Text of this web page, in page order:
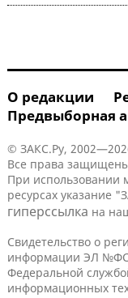
О редакции
Предвыборная
© ЗАКС.Ру,
Все права
При использовании
ресурсах указание
гиперссылка на
Свидетельство о
информации ЭЛ
Федеральной
информационных